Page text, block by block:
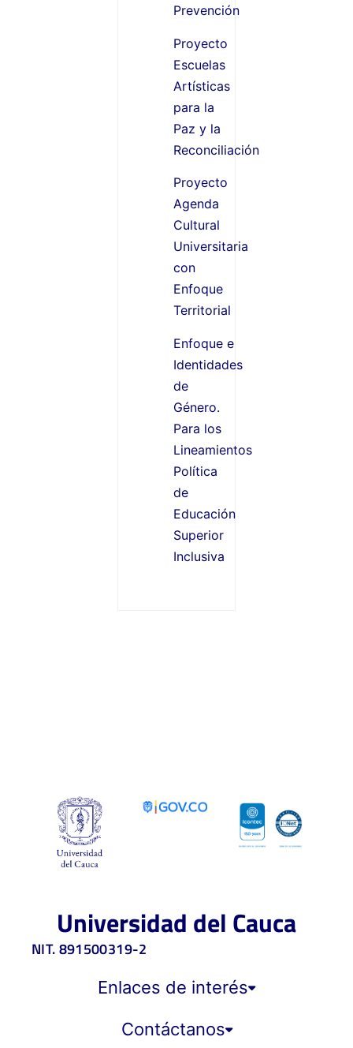
Prevención
Proyecto
Escuelas
Artísticas
para la
Paz y la
Reconciliación
Proyecto
Agenda
Cultural
Universitaria
con
Enfoque
Territorial
Enfoque e
Identidades
de
Género.
Para los
Lineamientos
Política
de
Educación
Superior
Inclusiva
Universidad del Cauca
NIT. 891500319-2
Enlaces de interés
Contáctanos